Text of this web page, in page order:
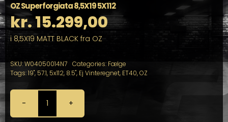
OZ Superforgiata 8,5X19 5X112
kr.15.299,00
i 8,5X19 MATT BLACK fra OZ
SKU:W04050014N7 Categories: Fælge
Tags:19", 57.1, 5x112, 8.5", Ej Vinteregnet, ET40,OZ
OZ
Superforgiata